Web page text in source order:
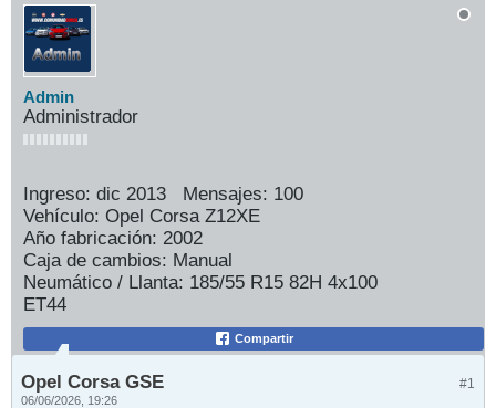
Admin
Administrador
Ingreso: dic 2013 Mensajes: 100
Vehículo: Opel Corsa Z12XE
Año fabricación: 2002
Caja de cambios: Manual
Neumático / Llanta: 185/55 R15 82H 4x100
ET44
Compartir
#1
Opel Corsa GSE
06/06/2026, 19:26